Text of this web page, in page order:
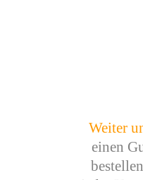
Weiter
einen